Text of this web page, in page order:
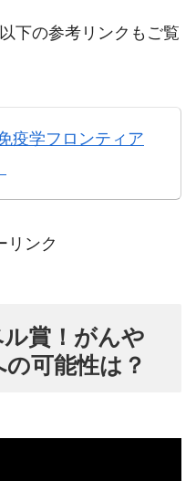
下の参考リンクもご覧
疫学フロンティア
リンク
賞！がんや
可能性は？